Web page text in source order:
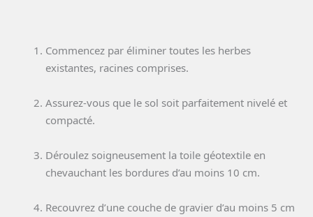
Commencez par éliminer toutes les herbes
existantes, racines comprises.
Assurez-vous que le sol soit parfaitement nivelé et
compacté.
Déroulez soigneusement la toile géotextile en
chevauchant les bordures d’au moins 10 cm.
Recouvrez d’une couche de gravier d’au moins 5 cm